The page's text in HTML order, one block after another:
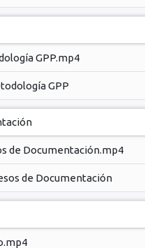
GPP.mp4
GPP
de Documentación.mp4
de Documentación